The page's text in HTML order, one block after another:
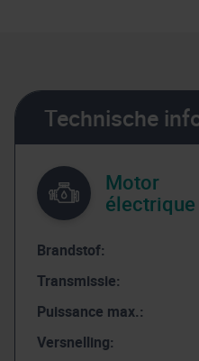
Technische
Motor
électrique
Brandstof:
Transmissie:
Puissance max.:
Versnelling: